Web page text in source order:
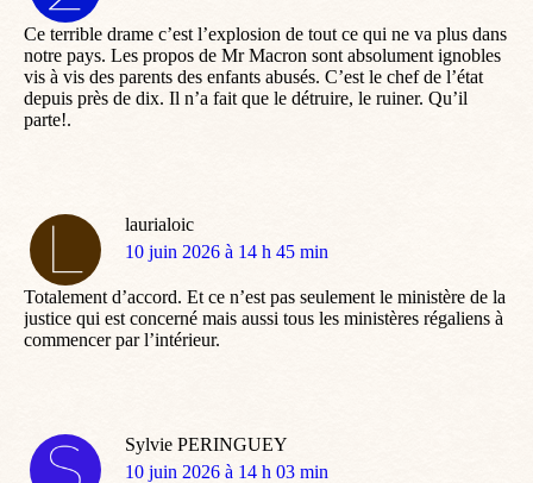
Ce terrible drame c’est l’explosion de tout ce qui ne va plus dans
notre pays. Les propos de Mr Macron sont absolument ignobles
vis à vis des parents des enfants abusés. C’est le chef de l’état
depuis près de dix. Il n’a fait que le détruire, le ruiner. Qu’il
parte!.
laurialoic
dit
10 juin 2026 à 14 h 45 min
Totalement d’accord. Et ce n’est pas seulement le ministère de la
justice qui est concerné mais aussi tous les ministères régaliens à
commencer par l’intérieur.
Sylvie PERINGUEY
dit
10 juin 2026 à 14 h 03 min